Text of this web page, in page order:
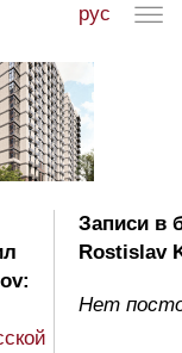
рус
Записи в
Rostislav
Нет